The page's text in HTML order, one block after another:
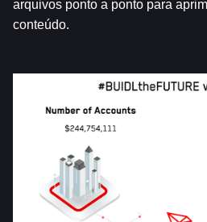
arquivos ponto a ponto para
conteúdo.